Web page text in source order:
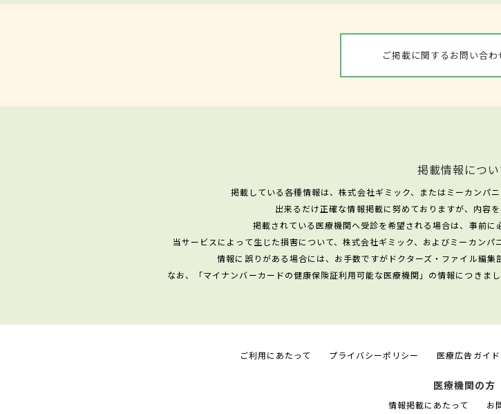
ご掲載に関するお問い合わ
掲載情報につい
掲載している各種情報は、株式会社ギミック、またはミーカンパ
出来るだけ正確な情報掲載に努めておりますが、内容
掲載されている医療機関へ受診を希望される場合は、事前に
当サービスによって生じた損害について、株式会社ギミック、およびミーカンパ
情報に誤りがある場合には、お手数ですがドクターズ・ファイル編集
なお、「マイナンバーカードの健康保険証利用可能な医療機関」の情報につきま
ご利用にあたって プライバシーポリシー 医療広告ガイ
医療機関の方
情報掲載にあたって お